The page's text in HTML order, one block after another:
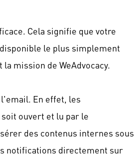
Cela signifie que votre
le plus simplement
mission de WeAdvocacy.
En effet, les
ouvert et lu par le
des contenus internes sous
notifications directement sur